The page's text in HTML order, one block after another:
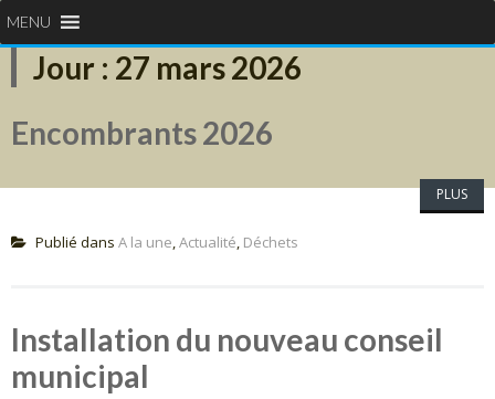
MENU
Jour : 27 mars 2026
Encombrants 2026
PLUS
Publié dans A la une,Actualité, Déchets
Installation du nouveau conseil
municipal